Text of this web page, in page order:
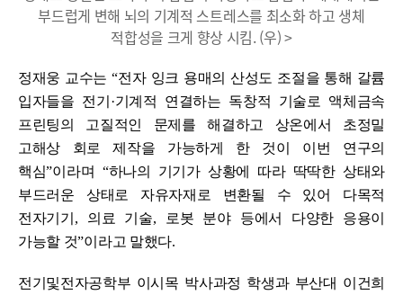
부드럽게 변해 뇌의 기계적 스트레스를 최소화 하고 생체
적합성을 크게 향상 시킴. (우) >
정재웅 교수는“전자 잉크 용매의 산성도 조절을 통해 갈륨
입자들을 전기 ·기계적 연결하는 독창적 기술로 액체금속
프린팅의 고질적인 문제를 해결하고 상온에서 초정밀
고해상 회로 제작을 가능하게 한 것이 이번 연구의
핵심”이라며 “하나의 기기가 상황에 따라 딱딱한 상태와
부드러운 상태로 자유자재로 변환될 수 있어 다목적
전자기기 , 의료 기술,
로봇 분야 등에서 다양한 응용이
가능할 것”이라고 말했다.
전기및전자공학부 이시목 박사과정 학생과 부산대 이건희